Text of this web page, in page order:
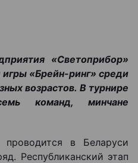
«Светоприбор»
«Брейн-ринг» среди
возрастов. В турнире
команд, минчане
в Беларуси
Республиканский этап